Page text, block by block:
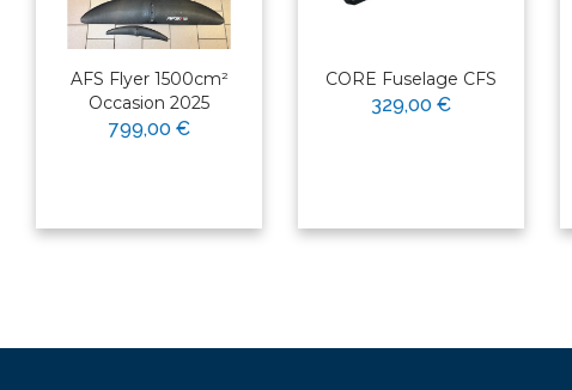
AFS Flyer 1500cm²
Occasion 2025
799,00 €
CORE Fuselage CFS
329,00 €
Bonjour ! Je suis votre expert